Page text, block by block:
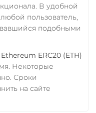
В удобной
пользователь,
подобными
Ethereum ERC20 (ETH)
Некоторые
Сроки
на сайте